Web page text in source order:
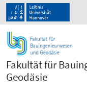
Fakultät für
Geodäsie